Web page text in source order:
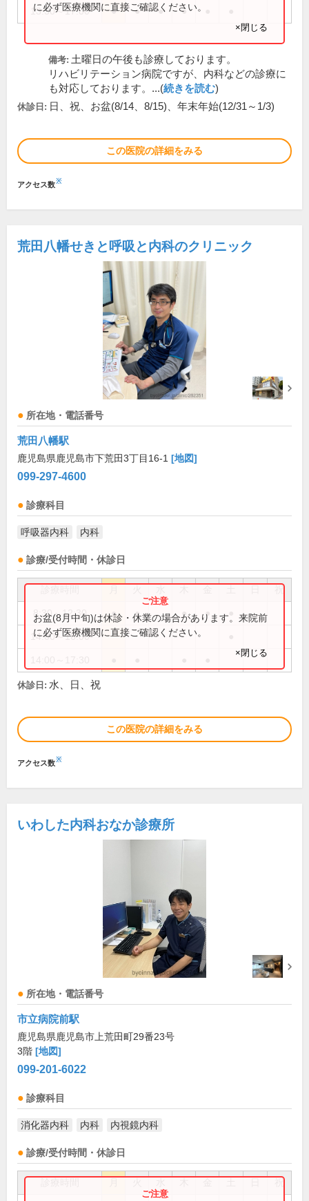
13:30～17:00 ● ● ● ●
に必ず医療機関に直接ご確認ください。
×閉じる
備考: 土曜日の午後も診療しております。
リハビリテーション病院ですが、内科などの診療に
も対応しております。...(続きを読む)
休診日: 日、祝、お盆(8/14、8/15)、年末年始(12/31～1/3)
この医院の詳細をみる
アクセス数※
荒田八幡せきと呼吸と内科のクリニック
所在地・電話番号
荒田八幡駅
鹿児島県鹿児島市下荒田3丁目16-1 [地図]
099-297-4600
診療科目
呼吸器内科 内科
診療/受付時間・休診日
祝
8:30～12:30 ● ● ● ●
14:00～16:00
お盆(8月中旬)は休診・休業の場合があります。来院前
に必ず医療機関に直接ご確認ください。
×閉じる
休診日: 水、日、祝
この医院の詳細をみる
アクセス数※
いわした内科おなか診療所
所在地・電話番号
市立病院前駅
鹿児島県鹿児島市上荒田町29番23号
3階 [地図]
099-201-6022
診療科目
消化器内科 内科 内視鏡内科
診療/受付時間・休診日
祝